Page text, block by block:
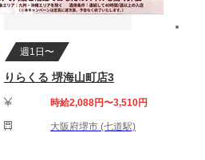
週1日〜
りらくる 堺海山町店3
時給2,088円〜3,510円
大阪府堺市 (七道駅)